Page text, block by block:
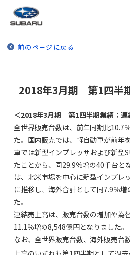
前のページに戻る
2018年3月期 第1四半
＜2018年3月期 第1四半期業績：連
全世界販売台数は、前年同期比10.7
た。国内販売では、軽自動車が前年
車では新型インプレッサおよび新型
たことから、同29.9％増の40千台と
は、北米市場を中心に新型インプレ
に推移し、海外合計として同7.9％
た。
連結売上高は、販売台数の増加や為
11.1％増の8,548億円となりました。
なお、全世界販売台数、海外販売台
上高のいずれも第1四半期として過